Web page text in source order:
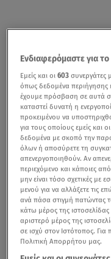
Ενδιαφερόμαστε για
Εμείς και οι603
όπως δεδομένα περιήγησης
έχουμε πρόσβαση σε αυτά
καταστεί δυνατή η
προκειμένου να
για τους οποίους εμείς και
δεδομένα με σκοπό την
όλων ή αποσύρετε τη
απενεργοποιηθούν. Αν
περιεχόμενο και κάποιες
μην είναι τόσο σχετικές με
μενού για να αλλάξετε τις
ανά πάσα στιγμή πατώντας
κάτω μέρος της
αριστερό μέρος της
σε ισχύ στον Ιστότοπος. Για
Πολιτική Απορρήτου μας.